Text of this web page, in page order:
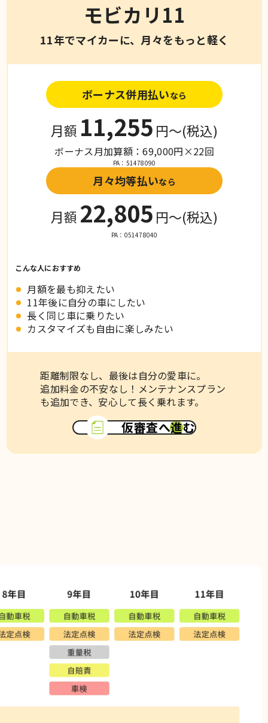
モビカリ11
11年でマイカーに、月々をもっと軽く
ボーナス併用払いなら
月額 11,255 円〜(税込)
ボーナス月加算額：69,000円×22回
PA：51478090
月々均等払いなら
月額 22,805 円〜(税込)
PA：051478040
こんな人におすすめ
月額を最も抑えたい
11年後に自分の車にしたい
長く同じ車に乗りたい
カスタマイズも自由に楽しみたい
距離制限なし、最後は自分の愛車に。
追加料金の不安なし！メンテナンスプラン
も追加でき、安心して長く乗れます。
仮審査へ進む